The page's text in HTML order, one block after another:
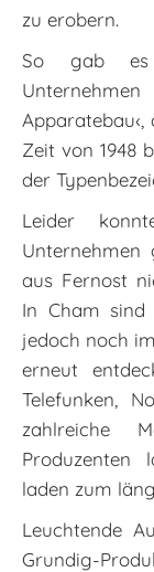
zu erobern.
So gab es
Zeit von 1948
der
Leider
Unternehmen
aus Fernost
In Cham sind
jedoch noch
erneut
Telefunken,
zahlreiche
Produzenten
laden zum
Leuchtende
Grundig-